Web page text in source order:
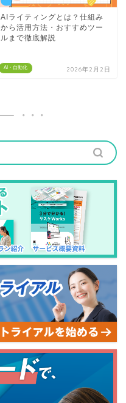
AI・自動化
AIライティングとは？仕組み
から活用方法・おすすめツー
ルまで徹底解説
2026年2月2日